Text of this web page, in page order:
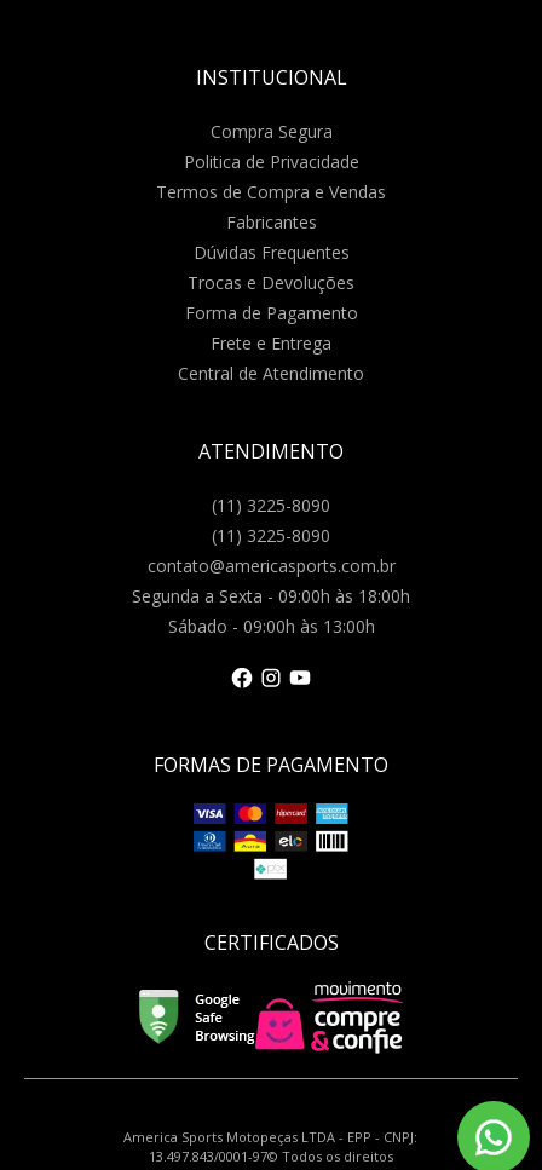
INSTITUCIONAL
Compra Segura
Politica de Privacidade
Termos de Compra e Vendas
Fabricantes
Dúvidas Frequentes
Trocas e Devoluções
Forma de Pagamento
Frete e Entrega
Central de Atendimento
ATENDIMENTO
(11) 3225-8090
(11) 3225-8090
contato@americasports.com.br
Segunda a Sexta - 09:00h às 18:00h
Sábado - 09:00h às 13:00h
FORMAS DE PAGAMENTO
CERTIFICADOS
America Sports Motopeças LTDA - EPP - CNPJ:
13.497.843/0001-97© Todos os direitos